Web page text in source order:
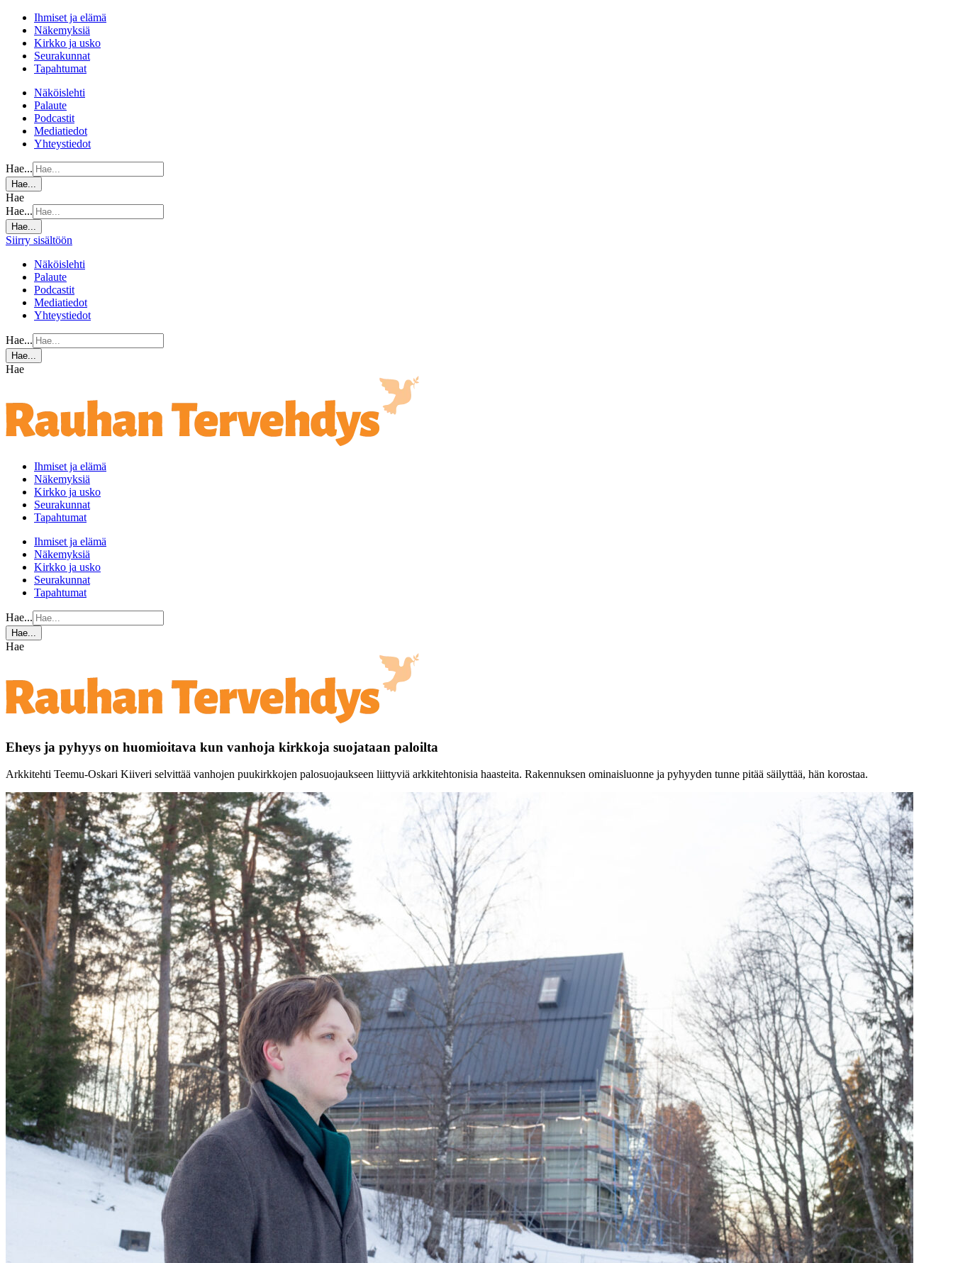
Ihmiset ja elämä
Näkemyksiä
Kirkko ja usko
Seurakunnat
Tapahtumat
Näköislehti
Palaute
Podcastit
Mediatiedot
Yhteystiedot
Hae...
Hae...
Hae
Hae...
Hae...
Siirry sisältöön
Näköislehti
Palaute
Podcastit
Mediatiedot
Yhteystiedot
Hae...
Hae...
Hae
Ihmiset ja elämä
Näkemyksiä
Kirkko ja usko
Seurakunnat
Tapahtumat
Ihmiset ja elämä
Näkemyksiä
Kirkko ja usko
Seurakunnat
Tapahtumat
Hae...
Hae...
Hae
Eheys ja pyhyys on huomioitava kun vanhoja kirkkoja suojataan paloilta
Arkkitehti Teemu-Oskari Kiiveri selvittää vanhojen puukirkkojen palosuojaukseen liittyviä arkkitehtonisia haasteita. Rakennuksen ominaisluonne ja pyhyyden tunne pitää säilyttää, hän korostaa.